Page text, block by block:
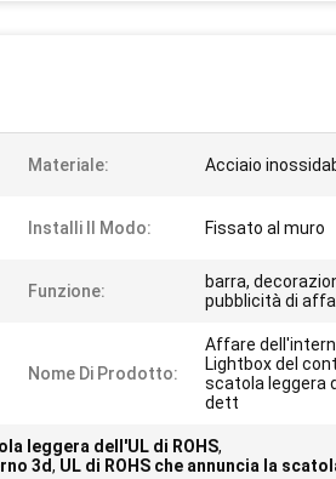
Materiale: Acciaio
Installi Il Modo: Fissato al muro
Funzione:
barra,
pubblicità di
Nome Di Prodotto:
Affare
Lightbox del
scatola leggera
dett
leggera dell'UL di ROHS,
3d, UL di ROHS che annuncia la